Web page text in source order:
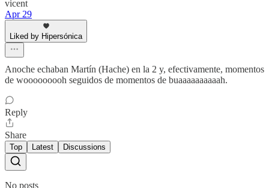
vicent
Apr 29
Liked by Hipersónica
Anoche echaban Martín (Hache) en la 2 y, efectivamente, momentos
de wooooooooh seguidos de momentos de buaaaaaaaaaah.
Reply
Share
Top Latest Discussions
No posts